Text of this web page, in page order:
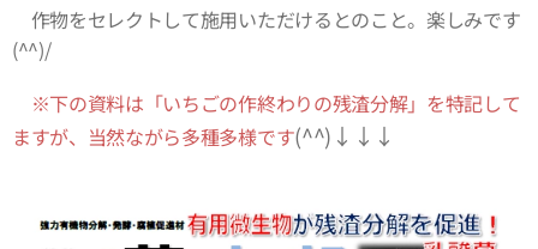
作物をセレクトして施用いただけるとのこと。楽しみです
(^^)/
※下の資料は「いちごの作終わりの残渣分解」を特記して
ますが、当然ながら多種多様です(^^)↓↓↓